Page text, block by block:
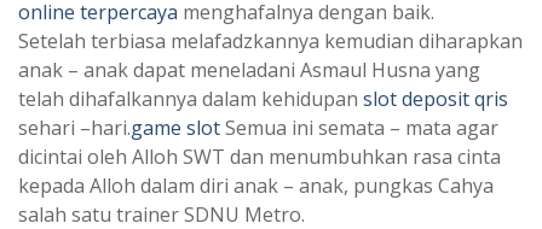
online terpercaya menghafalnya dengan baik.
Setelah terbiasa melafadzkannya kemudian diharapkan
anak – anak dapat meneladani Asmaul Husna yang
telah dihafalkannya ‎dalam kehidupan slot deposit qris
sehari –hari.game slotSemua ini semata – mata agar
dicintai oleh Alloh SWT dan ‎menumbuhkan rasa cinta
kepada Alloh dalam diri anak – anak, pungkas Cahya
salah satu trainer SDNU Metro.